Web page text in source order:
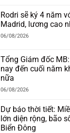
Rodri sẽ ký 4 năm
Madrid, lương cao
06/08/2026
Tổng Giám đốc
nay đến cuối năm
nữa
06/08/2026
Dự báo thời tiết:
lớn diện rộng, bão
Biển Đông